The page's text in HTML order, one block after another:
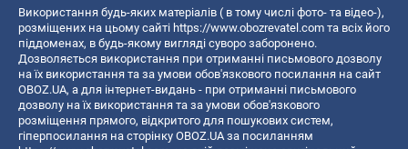
Використання будь-яких матеріалів ( в тому числі фото- та відео-),
розміщених на цьому сайті https://www.obozrevatel.com та всіх його
піддоменах, в будь-якому вигляді суворо заборонено.
Дозволяється використання при отриманні письмового дозволу
на їх використання та за умови обов'язкового посилання на сайт
OBOZ.UA, а для інтернет-видань - при отриманні письмового
дозволу на їх використання та за умови обов'язкового
розміщення прямого, відкритого для пошукових систем,
гіперпосилання на сторінку OBOZ.UA за посиланням